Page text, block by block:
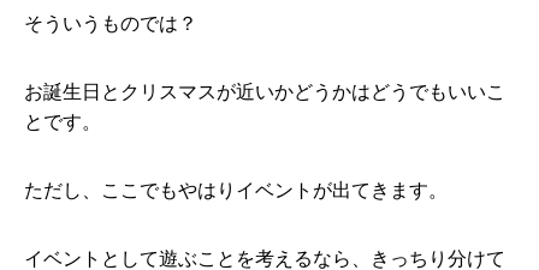
そういうものでは？
お誕生日とクリスマスが近いかどうかはどうでもいいこ
とです。
ただし、ここでもやはりイベントが出てきます。
イベントとして遊ぶことを考えるなら、きっちり分けて